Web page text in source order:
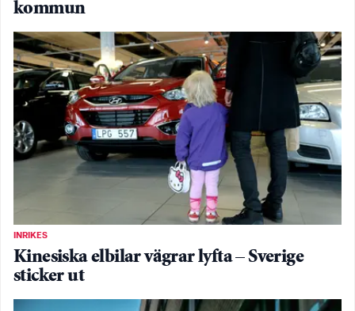
kommun
INRIKES
Kinesiska elbilar vägrar lyfta – Sverige
sticker ut